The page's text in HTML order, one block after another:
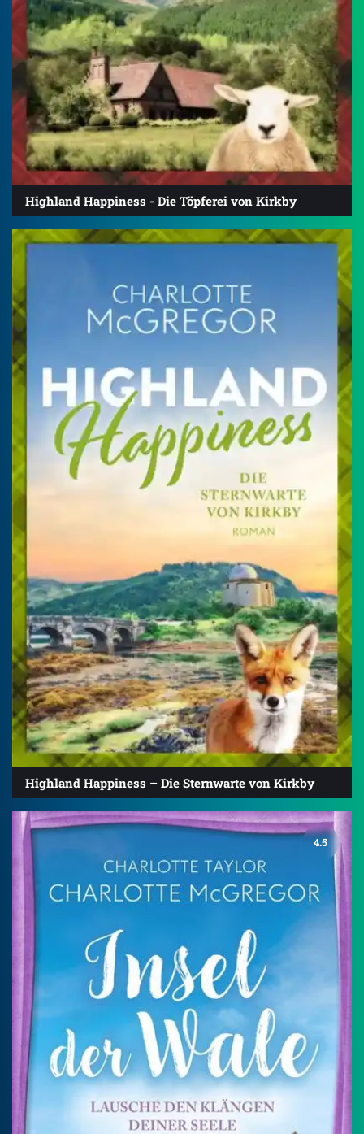
Highland Happiness - Die Töpferei von Kirkby
Highland Happiness – Die Sternwarte von Kirkby
4.5